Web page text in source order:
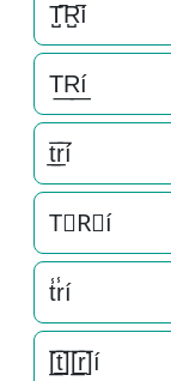
T̺͆R̺͆í
T͟R͟í
t̲̅r̲̅í
T⃣R⃣í
t̾r̾í
[̲̅t̲̅][̲̅r̲̅]í